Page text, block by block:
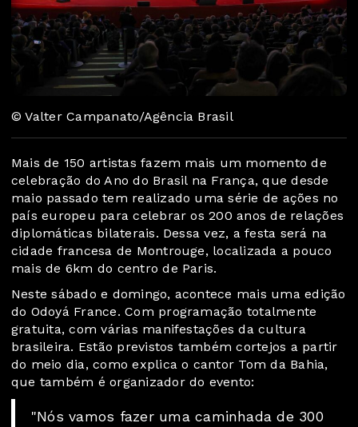
© Valter Campanato/Agência Brasil
Mais de 150 artistas fazem mais um momento de
celebração do Ano do Brasil na França, que desde
maio passado tem realizado uma série de ações no
país europeu para celebrar os 200 anos de relações
diplomáticas bilaterais. Dessa vez, a festa será na
cidade francesa de Montrouge, localizada a pouco
mais de 6km do centro de Paris.
Neste sábado e domingo, acontece mais uma edição
do Odoyá France. Com programação totalmente
gratuita, com várias manifestações da cultura
brasileira. Estão previstos também cortejos a partir
do meio dia, como explica o cantor Tom da Bahia,
que também é organizador do evento:
"Nós vamos fazer uma caminhada de 300